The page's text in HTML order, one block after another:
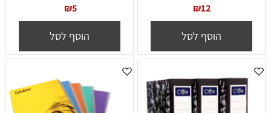
₪12
הוסף לסל
₪5
הוסף לסל